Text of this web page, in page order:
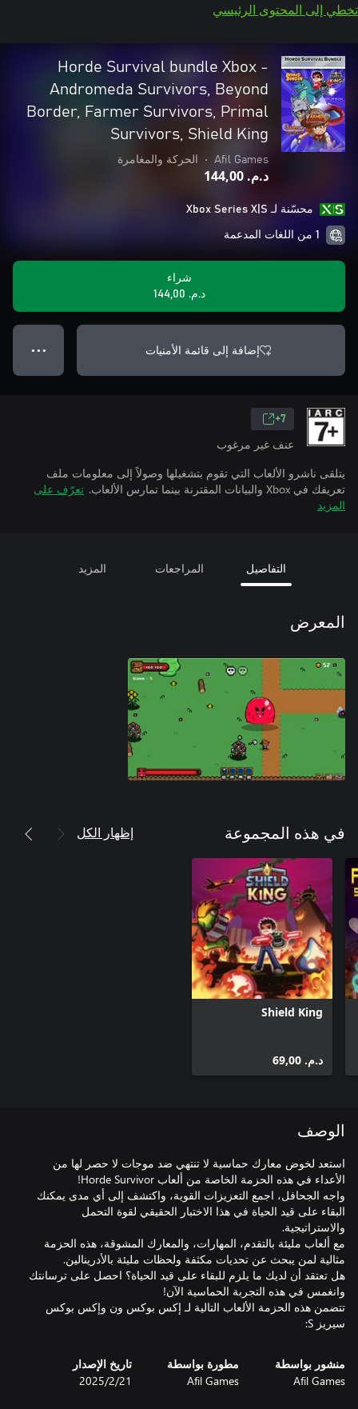
تخطي إلى المحتوى الرئيسي
Horde Survival bundle Xbox -
Andromeda Survivors, Beyond
Border, Farmer Survivors, Primal
Survivors, Shield King
Afil Games
• الحركة والمغامرة
د.م.‏ 144,00
محسّنة لـ Xbox Series X|S
1 من اللغات المدعمة
شراء
د.م.‏ 144,00
إضافة إلى قائمة الأمنيات ● ● ●
7+
عنف غير مرغوب
يتلقى ناشرو الألعاب التي تقوم بتشغيلها وصولاً إلى معلومات ملف
تعريفك في Xbox والبيانات المقترنة بينما تمارس الألعاب.
تعرّف على
المزيد
التفاصيل المراجعات المزيد
المعرض
في هذه المجموعة إظهار الكل
Shield King
د.م.‏ 69,00
الوصف
استعد لخوض معارك حماسية لا تنتهي ضد موجات لا حصر لها من
واجه الجحافل، اجمع التعزيزات القوية، واكتشف إلى أي مدى يمكنك
البقاء على قيد الحياة في هذا الاختبار الحقيقي لقوة التحمل
مع ألعاب مليئة بالتقدم، المهارات، والمعارك المشوقة، هذه الحزمة
هل تعتقد أن لديك ما يلزم للبقاء على قيد الحياة؟ احصل على ترسانتك
تتضمن هذه الحزمة الألعاب التالية لـ إكس بوكس ون وإكس بوكس
سيريز S:
منشور بواسطة
Afil Games
مطورة بواسطة
Afil Games
تاريخ الإصدار
21‏/2‏/2025